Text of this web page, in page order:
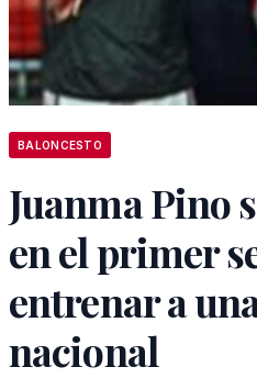
BALONCESTO
Juanma Pino
en el primer
entrenar a
nacional